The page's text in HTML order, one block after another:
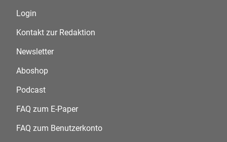
Login
Kontakt zur Redaktion
Newsletter
Aboshop
Podcast
FAQ zum E-Paper
FAQ zum Benutzerkonto